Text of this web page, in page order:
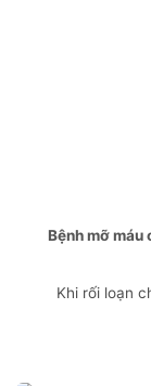
Bệnh mỡ máu
Khi rối loạn